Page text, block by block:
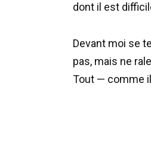
dont il est
Devant moi se
pas, mais ne
Tout — comme